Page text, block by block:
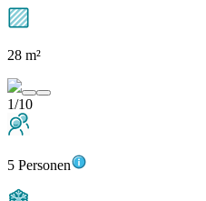
28 m²
1/10
5 Personen